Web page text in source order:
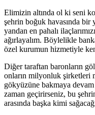
​Elimizin altında ol ki seni
şehrin boğuk havasında bir
yandan en pahalı
ağırlayalım. Böylelikle
özel kurumun hizmetiyle
​Diğer taraftan baronların
onların milyonluk şirketleri
gökyüzüne bakmaya
zaman geçirirseniz, bu
arasında başka kimi